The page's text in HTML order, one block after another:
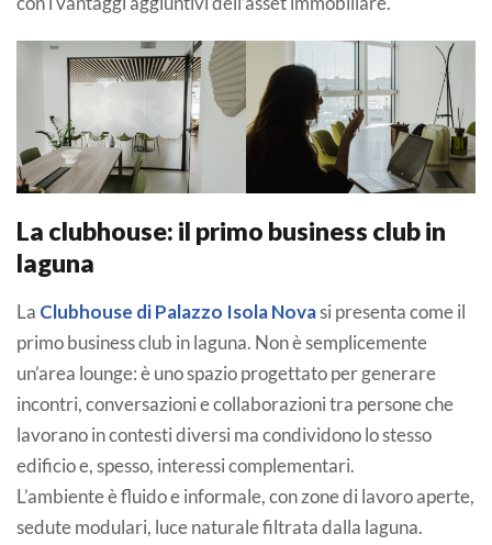
La clubhouse: il primo business club in
laguna
La Clubhouse di Palazzo Isola Novasi presenta come il
primo business club in laguna. Non è semplicemente
un’area lounge: è uno spazio progettato per generare
incontri, conversazioni e collaborazioni tra persone che
lavorano in contesti diversi ma condividono lo stesso
edificio e, spesso, interessi complementari.
L’ambiente è fluido e informale, con zone di lavoro aperte,
sedute modulari, luce naturale filtrata dalla laguna.